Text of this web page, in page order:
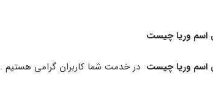
اسم وریا چیست
اسم وریا چیست در خدمت شما کاربران گرامی هستیم .